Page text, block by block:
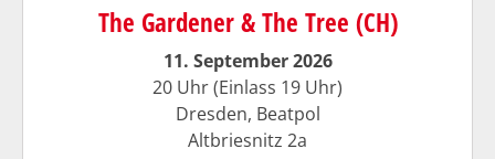
The Gardener & The Tree (CH)
11. September 2026
20 Uhr (Einlass 19 Uhr)
Dresden, Beatpol
Altbriesnitz 2a